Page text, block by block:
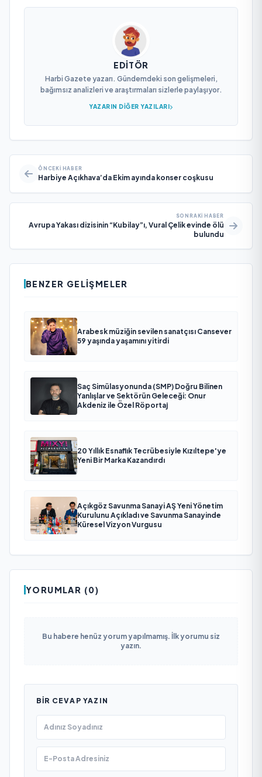
EDITÖR
Harbi Gazete yazarı. Gündemdeki son gelişmeleri,
bağımsız analizleri ve araştırmaları sizlerle paylaşıyor.
YAZARIN DIĞER YAZILARI
ÖNCEKI HABER
Harbiye Açıkhava’da Ekim ayında konser coşkusu
SONRAKI HABER
Avrupa Yakası dizisinin “Kubilay”ı, Vural Çelik evinde ölü
bulundu
BENZER GELIŞMELER
Arabesk müziğin sevilen sanatçısı Cansever
59 yaşında yaşamını yitirdi
Saç Simülasyonunda (SMP) Doğru Bilinen
Yanlışlar ve Sektörün Geleceği: Onur
Akdeniz ile Özel Röportaj
20 Yıllık Esnaflık Tecrübesiyle Kızıltepe'ye
Yeni Bir Marka Kazandırdı
Açıkgöz Savunma Sanayi AŞ Yeni Yönetim
Kurulunu Açıkladı ve Savunma Sanayinde
Küresel Vizyon Vurgusu
YORUMLAR (0)
Bu habere henüz yorum yapılmamış. İlk yorumu siz
yazın.
BIR CEVAP YAZIN